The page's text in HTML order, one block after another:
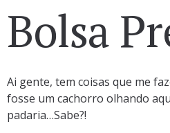
Bolsa
Ai gente, tem coisas que me
fosse um cachorro olhando
padaria…Sabe?!